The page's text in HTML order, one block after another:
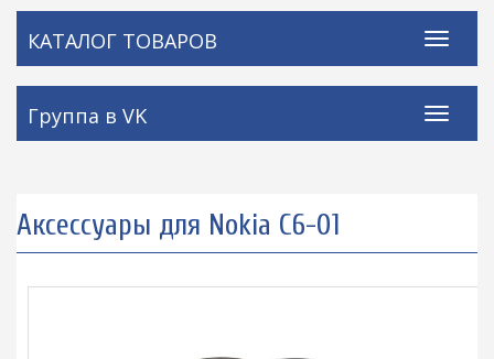
КАТАЛОГ ТОВАРОВ
Группа в VK
Аксессуары для Nokia C6-01